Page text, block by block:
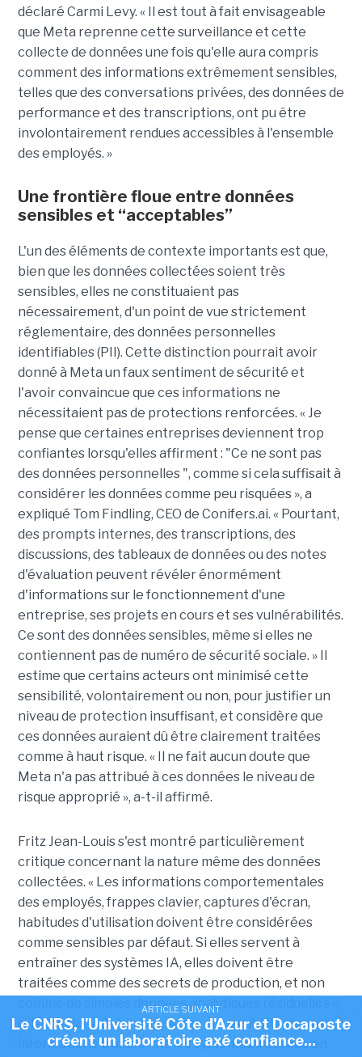
déclaré Carmi Levy. « Il est tout à fait envisageable
que Meta reprenne cette surveillance et cette
collecte de données une fois qu'elle aura compris
comment des informations extrêmement sensibles,
telles que des conversations privées, des données de
performance et des transcriptions, ont pu être
involontairement rendues accessibles à l'ensemble
des employés. »
Une frontière floue entre données
sensibles et “acceptables”
L'un des éléments de contexte importants est que,
bien que les données collectées soient très
sensibles, elles ne constituaient pas
nécessairement, d'un point de vue strictement
réglementaire, des données personnelles
identifiables (PII). Cette distinction pourrait avoir
donné à Meta un faux sentiment de sécurité et
l'avoir convaincue que ces informations ne
nécessitaient pas de protections renforcées. « Je
pense que certaines entreprises deviennent trop
confiantes lorsqu'elles affirment : "Ce ne sont pas
des données personnelles ", comme si cela suffisait à
considérer les données comme peu risquées », a
expliqué Tom Findling, CEO de Conifers.ai. « Pourtant,
des prompts internes, des transcriptions, des
discussions, des tableaux de données ou des notes
d'évaluation peuvent révéler énormément
d'informations sur le fonctionnement d'une
entreprise, ses projets en cours et ses vulnérabilités.
Ce sont des données sensibles, même si elles ne
contiennent pas de numéro de sécurité sociale. » Il
estime que certains acteurs ont minimisé cette
sensibilité, volontairement ou non, pour justifier un
niveau de protection insuffisant, et considère que
ces données auraient dû être clairement traitées
comme à haut risque. « Il ne fait aucun doute que
Meta n'a pas attribué à ces données le niveau de
risque approprié », a-t-il affirmé.
Fritz Jean-Louis s'est montré particulièrement
critique concernant la nature même des données
collectées. « Les informations comportementales
des employés, frappes clavier, captures d'écran,
habitudes d'utilisation doivent être considérées
comme sensibles par défaut. Si elles servent à
entraîner des systèmes IA, elles doivent être
traitées comme des secrets de production, et non
comme de simples données analytiques résiduelles »,
a-t-il déclaré. Selon lui, la large accessibilité de ces
informations transforme les systèmes internes en
ARTICLE SUIVANT
Le CNRS, l'Université Côte d'Azur et Docaposte
créent un laboratoire axé confiance...